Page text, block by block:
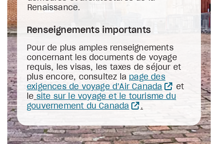
Renaissance.
Renseignements importants
Pour de plus amples renseignements
concernant les documents de voyage
requis, les visas, les taxes de séjour et
plus encore, consultez la page des
exigences de voyage d’Air Canada
et
le site sur le voyage et le tourisme du
gouvernement du Canada
.